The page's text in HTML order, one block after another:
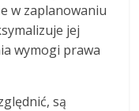
w zaplanowaniu
jej
wymogi prawa
są